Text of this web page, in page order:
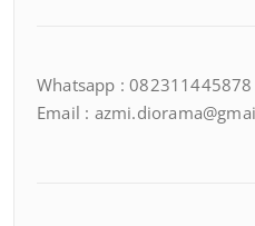
Whatsapp : 082311445878
Email :